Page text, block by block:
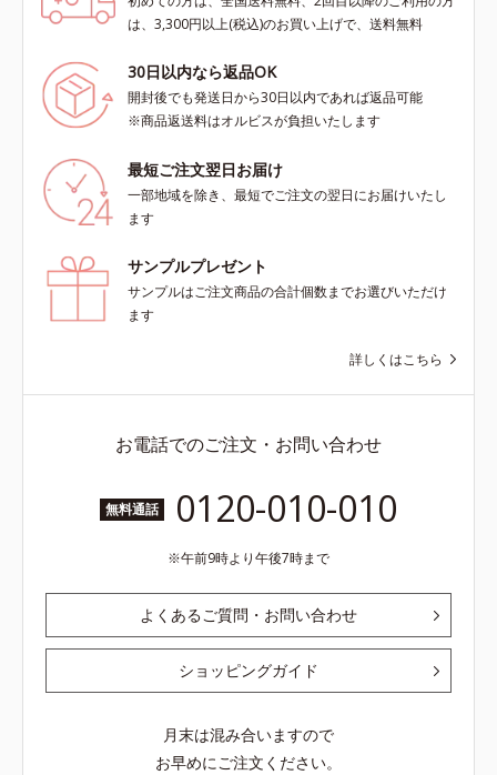
は、3,300円以上(税込)のお買い上げで、送料無料
30日以内なら返品OK
開封後でも発送日から30日以内であれば返品可能
※商品返送料はオルビスが負担いたします
最短ご注文翌日お届け
一部地域を除き、最短でご注文の翌日にお届けいたし
ます
サンプルプレゼント
サンプルはご注文商品の合計個数までお選びいただけ
ます
詳しくはこちら
お電話でのご注文・お問い合わせ
無料通話 0120-010-010
午前9時より午後7時まで
よくあるご質問・お問い合わせ
ショッピングガイド
月末は混み合いますので
お早めにご注文ください。